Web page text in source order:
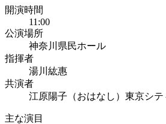
開演時間
11:00
公演場所
神奈川県民ホール
指揮者
湯川紘惠
共演者
江原陽子（おはなし） 東京シテ
主な演目